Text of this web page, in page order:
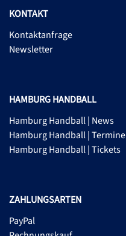
KONTAKT
Kontaktanfrage
Newsletter
HAMBURG HANDBALL
Hamburg Handball | News
Hamburg Handball | Termine
Hamburg Handball | Tickets
ZAHLUNGSARTEN
PayPal